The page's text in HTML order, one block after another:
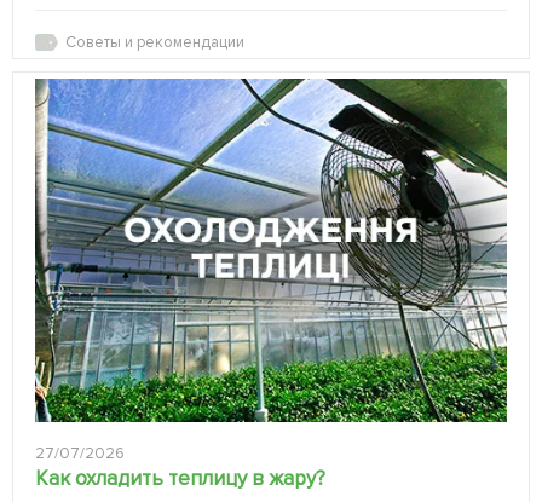
Советы и рекомендации
27/07/2026
Как охладить теплицу в жару?